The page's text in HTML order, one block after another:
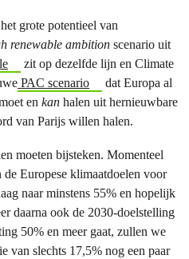
grote potentieel van
renewable ambition scenario uit
zit op dezelfde lijn en Climate
PAC scenario
dat Europa al
en kan halen uit hernieuwbare
van Parijs willen halen.
moeten bijsteken. Momenteel
Europese klimaatdoelen voor
naar minstens 55% en hopelijk
daarna ook de 2030-doelstelling
50% en meer gaat, zullen we
van slechts 17,5% nog een paar